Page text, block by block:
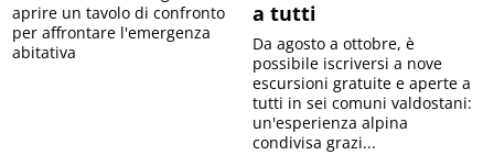
aprire un tavolo di confronto
per affrontare l'emergenza
abitativa
a tutti
Da agosto a ottobre, è
possibile iscriversi a nove
escursioni gratuite e aperte a
tutti in sei comuni valdostani:
un'esperienza alpina
condivisa grazi...